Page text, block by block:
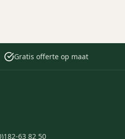
Gratis offerte op maat
63 82 50